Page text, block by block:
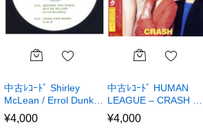
中古ﾚｺｰﾄﾞ Shirley
McLean / Errol Dunk…
¥4,000
中古ﾚｺｰﾄﾞ HUMAN
LEAGUE – CRASH …
¥4,000